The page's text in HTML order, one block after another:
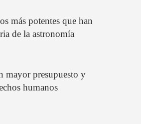
más potentes que han
de la astronomía
mayor presupuesto y
humanos